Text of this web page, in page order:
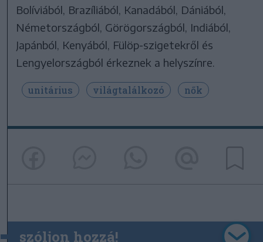
Bolíviából, Brazíliából, Kanadából, Dániából,
Németországból, Görögországból, Indiából,
Japánból, Kenyából, Fülöp-szigetekről és
Lengyelországból érkeznek a helyszínre.
unitárius világtalálkozó nők
szóljon hozzá!